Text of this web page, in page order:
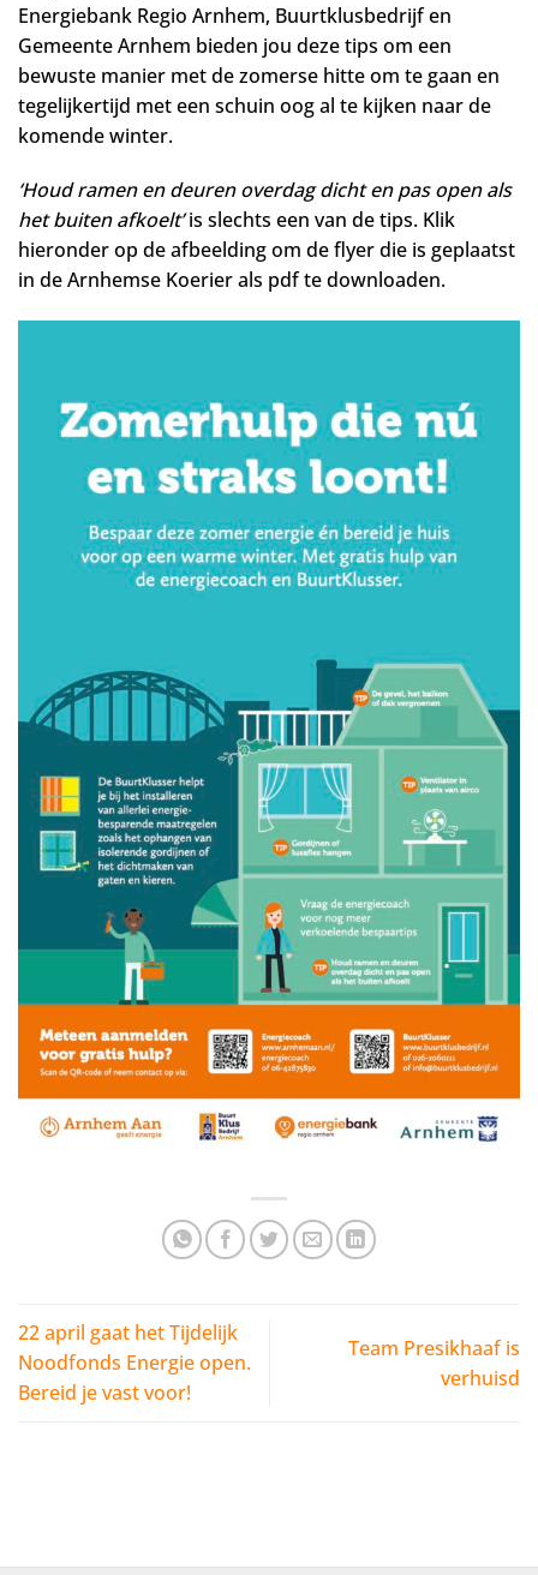
Energiebank Regio Arnhem, Buurtklusbedrijf en
Gemeente Arnhem bieden jou deze tips om een
bewuste manier met de zomerse hitte om te gaan en
tegelijkertijd met een schuin oog al te kijken naar de
komende winter.
‘Houd ramen en deuren overdag dicht en pas open als
het buiten afkoelt’is slechts een van de tips. Klik
hieronder op de afbeelding om de flyer die is geplaatst
in de Arnhemse Koerier als pdf te downloaden.
22 april gaat het Tijdelijk
Noodfonds Energie open.
Bereid je vast voor!
Team Presikhaaf is
verhuisd